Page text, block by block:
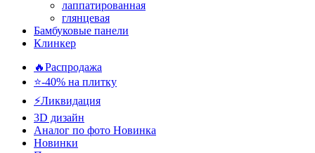
лаппатированная
глянцевая
Бамбуковые панели
Клинкер
🔥Распродажа
⭐-40% на плитку
⚡️Ликвидация
3D дизайн
Аналог по фото Новинка
Новинки